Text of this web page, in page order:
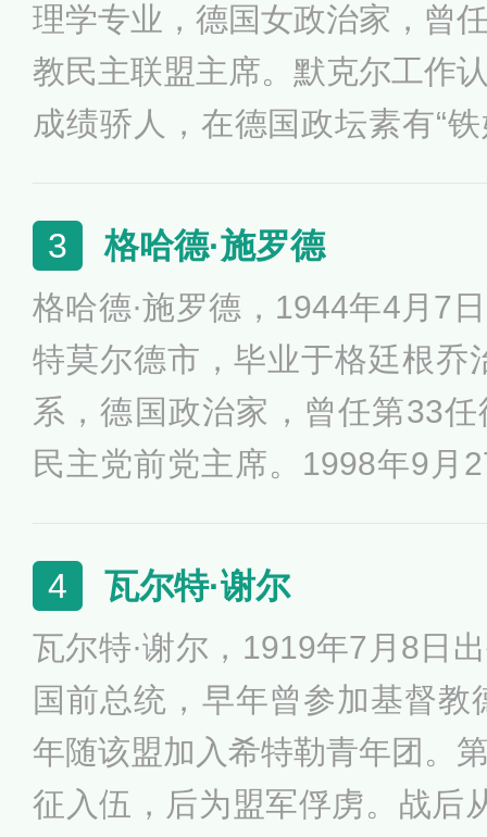
理学专业，德国女政治家，曾
教民主联盟主席。默克尔工作
成绩骄人，在德国政坛素有“
合政府总理，成为德国历史上
009年和2013年的大选中成功
3 格哈德·施罗德
格哈德·施罗德，1944年4月7
特莫尔德市，毕业于格廷根乔
系，德国政治家，曾任第33
民主党前党主席。1998年9月
理，并与2002年10月22日蝉
1日，正式宣布告别政坛。
4 瓦尔特·谢尔
瓦尔特·谢尔，1919年7月8日
国前总统，早年曾参加基督教
年随该盟加入希特勒青年团。
征入伍，后为盟军俘虏。战后